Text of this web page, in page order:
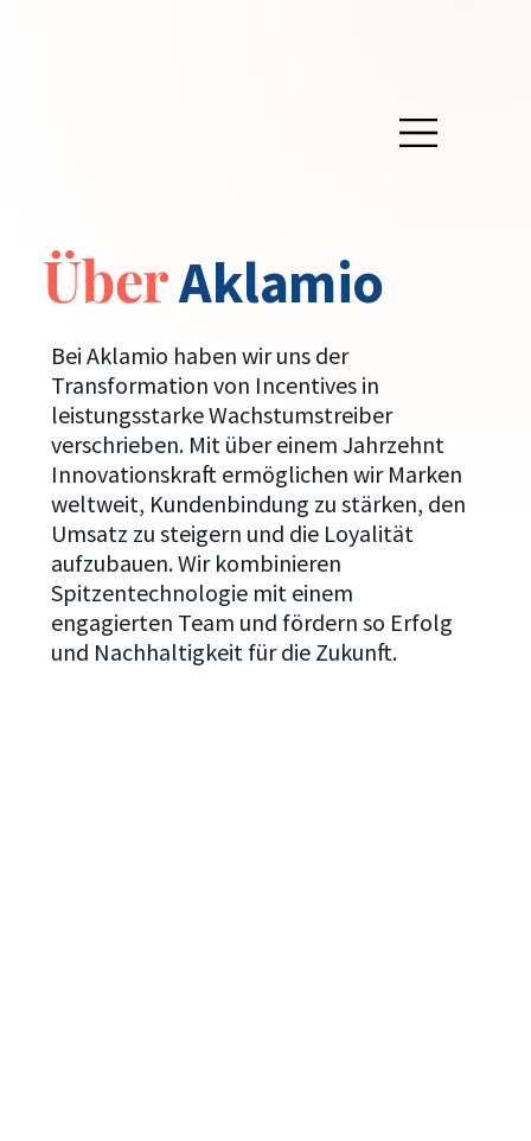
ÜberAklamio
Bei Aklamio haben wir uns der
Transformation von Incentives in
leistungsstarke Wachstumstreiber
verschrieben. Mit über einem Jahrzehnt
Innovationskraft ermöglichen wir Marken
weltweit, Kundenbindung zu stärken, den
Umsatz zu steigern und die Loyalität
aufzubauen. Wir kombinieren
Spitzentechnologie mit einem
engagierten Team und fördern so Erfolg
und Nachhaltigkeit für die Zukunft.